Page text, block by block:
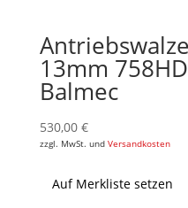
13mm
Balmec
530,00 €
zzgl. MwSt. und Versandkosten
Auf Merkliste setzen